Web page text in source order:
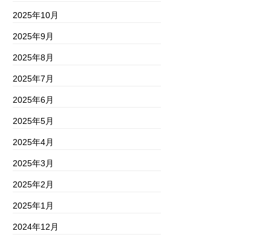
2025年10月
2025年9月
2025年8月
2025年7月
2025年6月
2025年5月
2025年4月
2025年3月
2025年2月
2025年1月
2024年12月